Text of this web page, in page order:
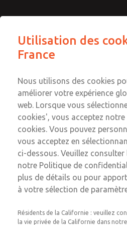
Kit de Corps de
1422K77
Envoyer cette
Service
+33-(0)1-49-
Service
+33-(0)1-49-
Utilisation des
France
Nous utilisons des cookies
améliorer votre expérience
web. Lorsque vous
cookies', vous acceptez
cookies. Vous pouvez
vous acceptez en
ci-dessous. Veuillez
notre Politique de
plus de détails ou pour
à votre sélection de
Résidents de la Californie : veuillez
la vie privée de la Californie dans